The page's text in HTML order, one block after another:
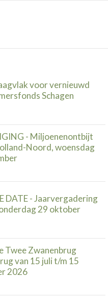
voor vernieuwd
Schagen
- Miljoenenontbijt
Noord, woensdag
DATE - Jaarvergadering
29 oktober
Twee Zwanenbrug
van 15 juli t/m 15
2026